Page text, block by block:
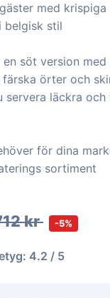
med krispiga
belgisk stil
söt version
örter och
servera läckra och
för dina
sortiment
kr -5%
4.2 / 5